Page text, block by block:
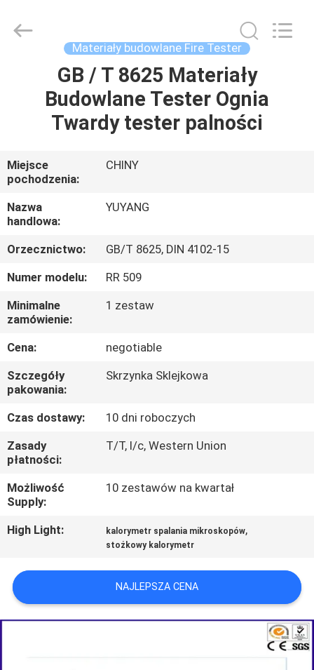
PRODUKTY
POKAZ
VR
O
NAS
WYCIECZKA
PO
FABRYCE
SKONTAKTUJ
SIĘ
Z
NAMI
AKTUALNOŚCI
WYCENĘ
INSTRUMENT
Materiały budowlane Fire Tester
GB / T 8625 Materiały
Budowlane Tester Ognia
Twardy tester palności
Miejsce
pochodzenia:
CHINY
Nazwa
handlowa:
YUYANG
Orzecznictwo:
GB/T 8625, DIN 4102-15
Numer modelu:
RR 509
Minimalne
zamówienie:
1 zestaw
Cena:
negotiable
Szczegóły
pakowania:
Skrzynka Sklejkowa
Czas dostawy:
10 dni roboczych
Zasady
płatności:
T/T, l/c, Western Union
Możliwość
Supply:
10 zestawów na kwartał
High Light: kalorymetr spalania mikroskopów,
stożkowy kalorymetr
NAJLEPSZA CENA